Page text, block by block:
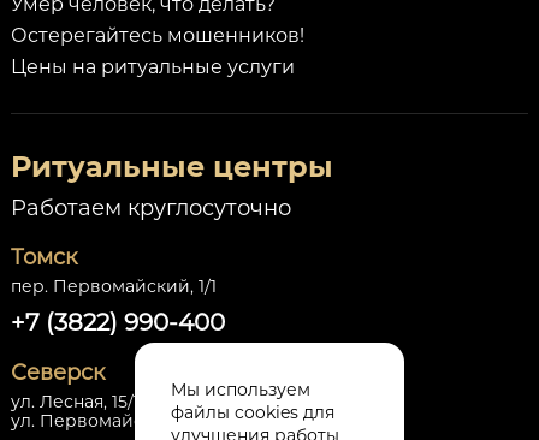
Остерегайтесь мошенников!
Цены на ритуальные услуги
Ритуальные центры
Работаем круглосуточно
Томск
пер. Первомайский, 1/1
+7 (3822) 990-400
Северск
ул. Лесная, 15/1,
ул. Первомайская, 30 стр.1
Мы используем
файлы cookies для
улучшения работы